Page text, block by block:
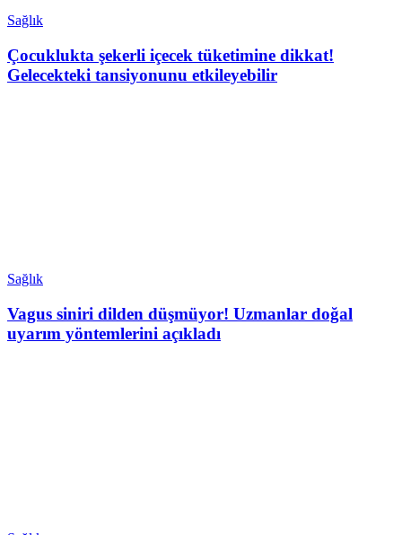
Sağlık
Çocuklukta şekerli içecek tüketimine dikkat!
Gelecekteki tansiyonunu etkileyebilir
Sağlık
Vagus siniri dilden düşmüyor! Uzmanlar doğal
uyarım yöntemlerini açıkladı